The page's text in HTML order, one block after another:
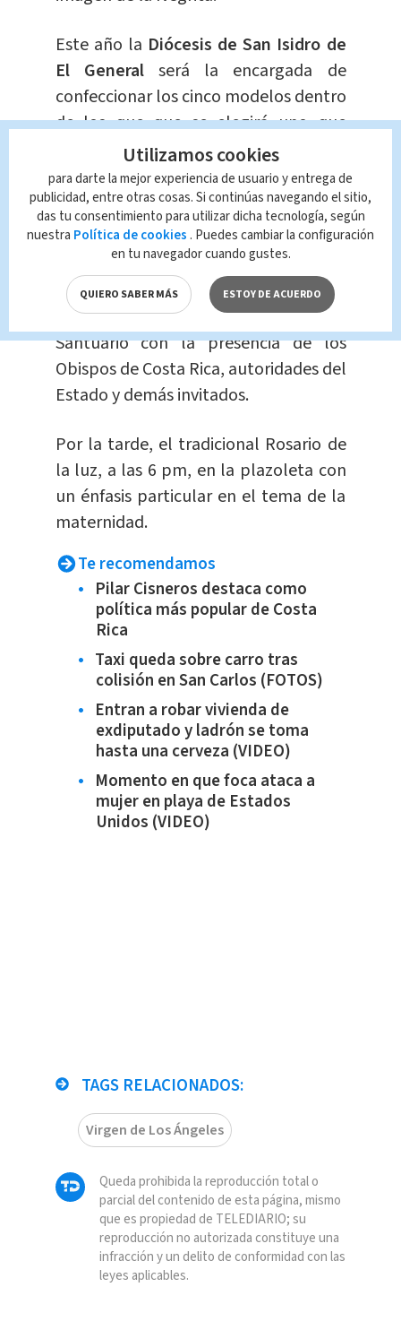
Este año la Diócesis de San Isidro de
El Generalserá la encargada de
confeccionar los cinco modelos dentro
de los que que se elegirá uno que
cubrirá la imagen este año.
El2 de agosto
se celebrará la
Eucaristía a las 9 am en la Plaza del
Santuario con la presencia de los
Obispos de Costa Rica, autoridades del
Estado y demás invitados.
Por la tarde, el tradicional Rosario de
la luz, a las 6 pm, en la plazoleta con
un énfasis particular en el tema de la
maternidad.
Te recomendamos
Pilar Cisneros destaca como
política más popular de Costa
Rica
Taxi queda sobre carro tras
colisión en San Carlos (FOTOS)
Entran a robar vivienda de
exdiputado y ladrón se toma
hasta una cerveza (VIDEO)
Momento en que foca ataca a
mujer en playa de Estados
Unidos (VIDEO)
TAGS RELACIONADOS:
Virgen de Los Ángeles
Queda prohibida la reproducción total o
parcial del contenido de esta página, mismo
que es propiedad de TELEDIARIO; su
reproducción no autorizada constituye una
infracción y un delito de conformidad con las
leyes aplicables.
Utilizamos cookies
para darte la mejor experiencia de usuario y entrega de
publicidad, entre otras cosas. Si continúas navegando el sitio,
das tu consentimiento para utilizar dicha tecnología, según
nuestra Política de cookies . Puedes cambiar la configuración
en tu navegador cuando gustes.
QUIERO SABER MÁS ESTOY DE ACUERDO